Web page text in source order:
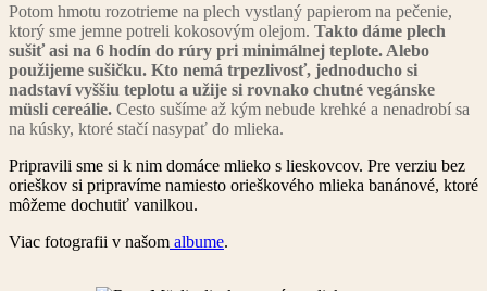
Potom hmotu rozotrieme na plech vystlaný papierom na pečenie,
ktorý sme jemne potreli kokosovým olejom. Takto dáme plech
sušiť asi na 6 hodín do rúry pri minimálnej teplote. Alebo
použijeme sušičku. Kto nemá trpezlivosť, jednoducho si
nadstaví vyššiu teplotu a užije si rovnako chutné vegánske
müsli cereálie. Cesto sušíme až kým nebude krehké a nenadrobí sa
na kúsky, ktoré stačí nasypať do mlieka.
Pripravili sme si k nim domáce mlieko s lieskovcov. Pre verziu bez
orieškov si pripravíme namiesto orieškového mlieka banánové, ktoré
môžeme dochutiť vanilkou.
Viac fotografii v našom albume.